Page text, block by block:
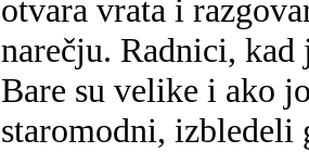
otvara vrata i
narečju. Radnici, kad
Bare su velike i ako
staromodni, izbledeli